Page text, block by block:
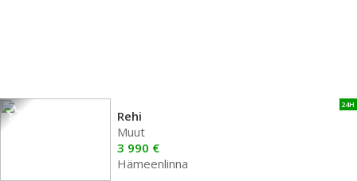
24H
Rehi
Muut
3 990 €
Hämeenlinna